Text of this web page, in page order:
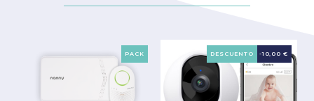
PACK DESCUENTO -10,00 €